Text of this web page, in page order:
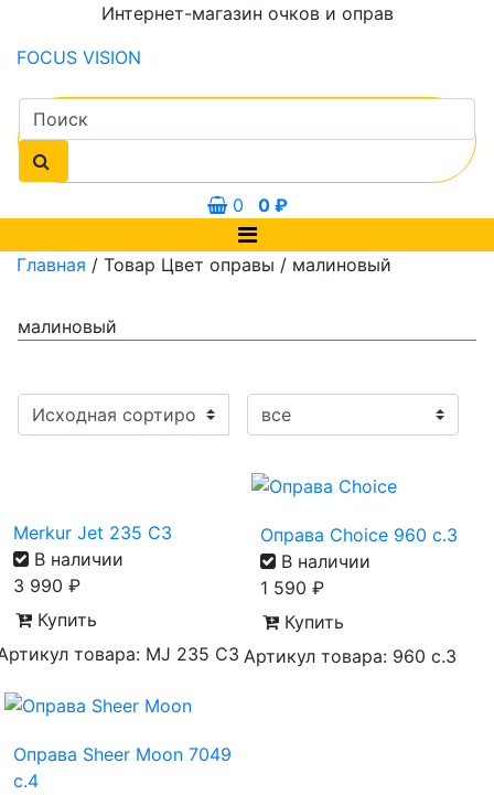
Интернет-магазин очков и оправ
FOCUS VISION
0 0 ₽
Главная / Товар Цвет оправы / малиновый
малиновый
Merkur Jet 235 C3
В наличии
3 990 ₽
Купить
товара: MJ 235 C3
Оправа Choice 960 с.3
В наличии
1 590 ₽
Купить
Артикул товара: 960 с.3
Оправа Sheer Moon 7049
с.4